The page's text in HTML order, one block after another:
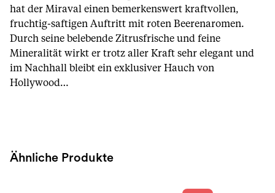
hat der Miraval einen bemerkenswert kraftvollen,
fruchtig-saftigen Auftritt mit roten Beerenaromen.
Durch seine belebende Zitrusfrische und feine
Mineralität wirkt er trotz aller Kraft sehr elegant und
im Nachhall bleibt ein exklusiver Hauch von
Hollywood…
Ähnliche Produkte